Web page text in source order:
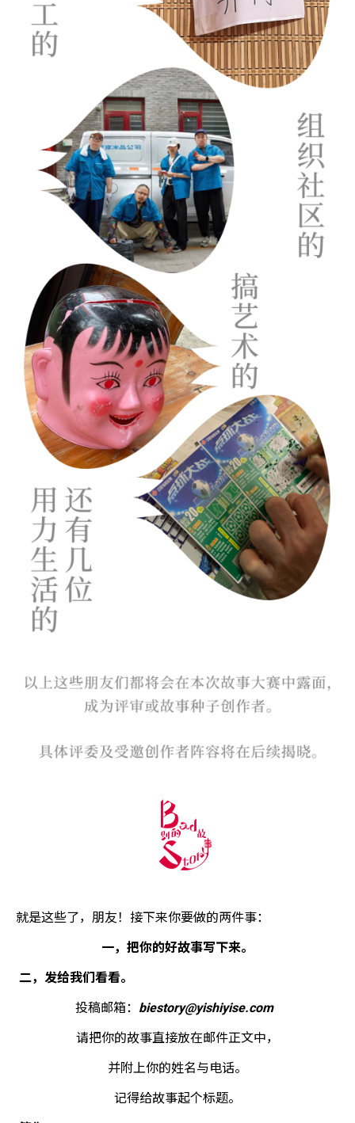
就是这些了，朋友！接下来你要做的两件事：
一，把你的好故事写下来。
二，发给我们看看。
投稿邮箱： biestory@yishiyise.com
请把你的故事直接放在邮件正文中，
并附上你的姓名与电话。
记得给故事起个标题。